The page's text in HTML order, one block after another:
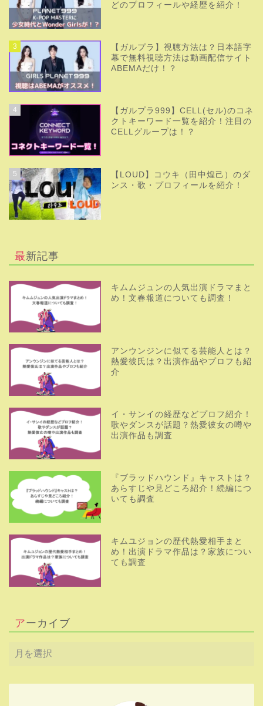
どのプロフィールや経歴を紹介！
3
【ガルプラ】視聴方法は？日本語字
幕で無料視聴方法は動画配信サイト
ABEMAだけ！？
4
【ガルプラ999】CELL(セル)のコネ
クトキーワード一覧を紹介！注目の
CELLグループは！？
5
【LOUD】コウキ（田中煌己）のダ
ンス・歌・プロフィールを紹介！
最新記事
キムムジュンの人気出演ドラマまと
め！文春報道についても調査！
アンウンジンに似てる芸能人とは？
熱愛彼氏は？出演作品やプロフも紹
介
イ・サンイの経歴などプロフ紹介！
歌やダンスが話題？熱愛彼女の噂や
出演作品も調査
『ブラッドハウンド』キャストは？
あらすじや見どころ紹介！続編につ
いても調査
キムユジョンの歴代熱愛相手まと
め！出演ドラマ作品は？家族につい
ても調査
アーカイブ